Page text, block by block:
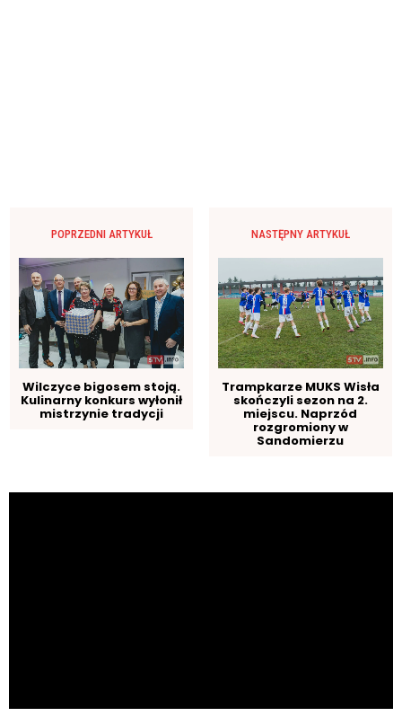
POPRZEDNI ARTYKUŁ
Wilczyce bigosem stoją.
Kulinarny konkurs wyłonił
mistrzynie tradycji
NASTĘPNY ARTYKUŁ
Trampkarze MUKS Wisła
skończyli sezon na 2.
miejscu. Naprzód
rozgromiony w
Sandomierzu